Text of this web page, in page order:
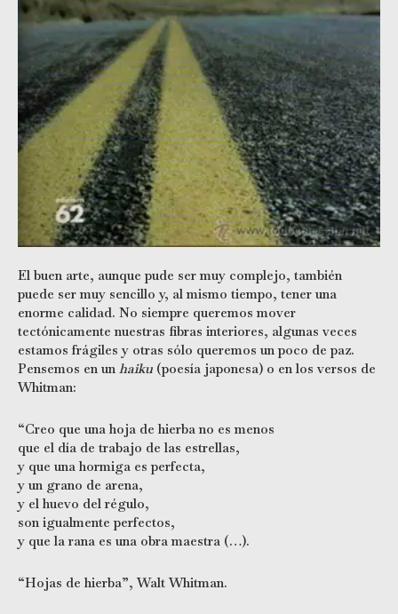
El buen arte, aunque pude ser muy complejo, también
puede ser muy sencillo y, al mismo tiempo, tener una
enorme calidad. No siempre queremos mover
tectónicamente nuestras fibras interiores, algunas veces
estamos frágiles y otras sólo queremos un poco de paz.
Pensemos en un haiku (poesía japonesa) o en los versos de
Whitman:
“Creo que una hoja de hierba no es menos
que el día de trabajo de las estrellas,
y que una hormiga es perfecta,
y un grano de arena,
y el huevo del régulo,
son igualmente perfectos,
y que la rana es una obra maestra (…).
“Hojas de hierba”, Walt Whitman.